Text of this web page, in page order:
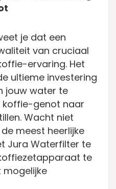
je dat een
van cruciaal
ervaring. Het
ultieme investering
jouw water te
koffie-genot naar
Wacht niet
meest heerlijke
Jura Waterfilter te
te
mogelijke